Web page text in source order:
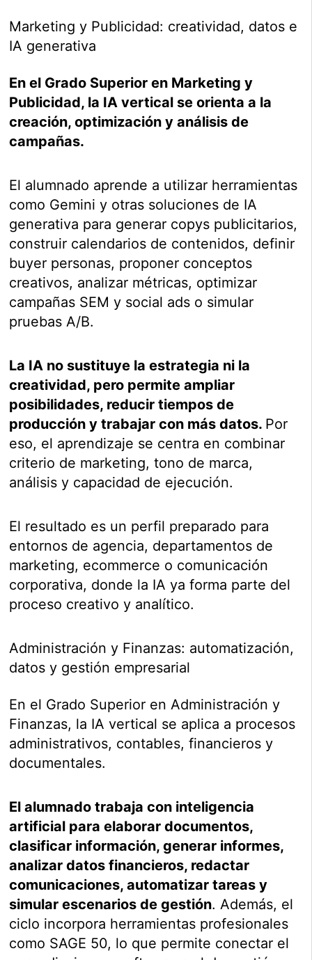
Marketing y Publicidad: creatividad, datos e
IA generativa
En el Grado Superior en Marketing y
Publicidad, la IA vertical se orienta a la
creación, optimización y análisis de
campañas.
El alumnado aprende a utilizar herramientas
como Gemini y otras soluciones de IA
generativa para generar copys publicitarios,
construir calendarios de contenidos, definir
buyer personas, proponer conceptos
creativos, analizar métricas, optimizar
campañas SEM y social ads o simular
pruebas A/B.
La IA no sustituye la estrategia ni la
creatividad, pero permite ampliar
posibilidades, reducir tiempos de
producción y trabajar con más datos. Por
eso, el aprendizaje se centra en combinar
criterio de marketing, tono de marca,
análisis y capacidad de ejecución.
El resultado es un perfil preparado para
entornos de agencia, departamentos de
marketing, ecommerce o comunicación
corporativa, donde la IA ya forma parte del
proceso creativo y analítico.
Administración y Finanzas: automatización,
datos y gestión empresarial
En el Grado Superior en Administración y
Finanzas, la IA vertical se aplica a procesos
administrativos, contables, financieros y
documentales.
El alumnado trabaja con inteligencia
artificial para elaborar documentos,
clasificar información, generar informes,
analizar datos financieros, redactar
comunicaciones, automatizar tareas y
simular escenarios de gestión. Además, el
ciclo incorpora herramientas profesionales
como SAGE 50, lo que permite conectar el